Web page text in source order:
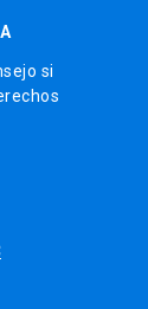
si